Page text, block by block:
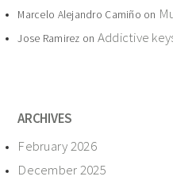
Marcelo Alejandro Camiño on
Jose Ramirez on Addictive
ARCHIVES
February 2026
December 2025